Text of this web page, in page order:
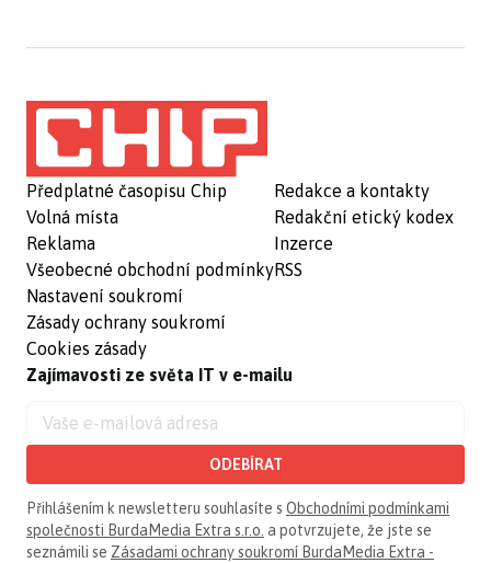
Předplatné časopisu Chip
Volná místa
Reklama
Všeobecné obchodní podmínky
Nastavení soukromí
Zásady ochrany soukromí
Cookies zásady
Redakce a kontakty
Redakční etický kodex
Inzerce
RSS
Zajímavosti ze světa IT v e-mailu
ODEBÍRAT
Přihlášením k newsletteru souhlasíte s Obchodními podmínkami
společnosti BurdaMedia Extra s.r.o. a potvrzujete, že jste se
seznámili se Zásadami ochrany soukromí BurdaMedia Extra -